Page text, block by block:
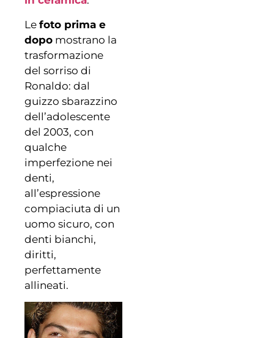
Le foto prima e
dopo mostrano la
trasformazione
del sorriso di
Ronaldo: dal
guizzo sbarazzino
dell’adolescente
del 2003, con
qualche
imperfezione nei
denti,
all’espressione
compiaciuta di un
uomo sicuro, con
denti bianchi,
diritti,
perfettamente
allineati.